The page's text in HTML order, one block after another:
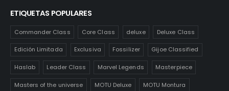
ETIQUETAS POPULARES
Commander Class Core Class deluxe Deluxe Class
Edición Limitada Exclusiva Fossilizer Gijoe Classified
Haslab Leader Class Marvel Legends Masterpiece
Masters of the universe MOTU Deluxe MOTU Montura